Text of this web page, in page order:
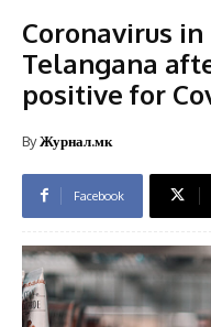
Coronavirus
Telangana
positive for
ByЖурнал.мк
Facebook